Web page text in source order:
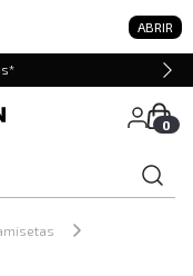
ABRIR
0